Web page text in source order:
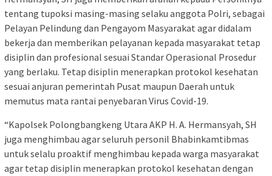
tentang tupoksi masing-masing selaku anggota Polri, sebagai
Pelayan Pelindung dan Pengayom Masyarakat agar didalam
bekerja dan memberikan pelayanan kepada masyarakat tetap
disiplin dan profesional sesuai Standar Operasional Prosedur
yang berlaku. Tetap disiplin menerapkan protokol kesehatan
sesuai anjuran pemerintah Pusat maupun Daerah untuk
memutus mata rantai penyebaran Virus Covid-19.
“Kapolsek Polongbangkeng Utara AKP H. A. Hermansyah, SH
juga menghimbau agar seluruh personil Bhabinkamtibmas
untuk selalu proaktif menghimbau kepada warga masyarakat
agar tetap disiplin menerapkan protokol kesehatan dengan